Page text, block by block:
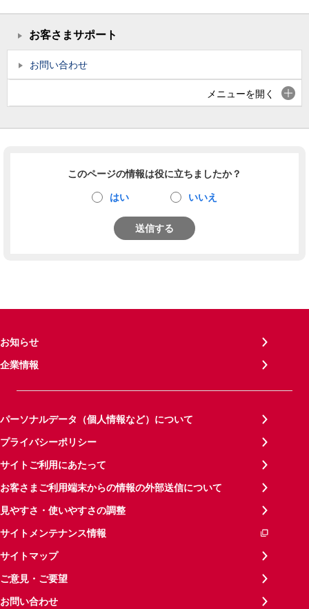
お客さまサポート
お問い合わせ
メニューを開く
このページの情報は役に立ちましたか？
はい いいえ
送信する
お知らせ
企業情報
パーソナルデータ（個人情報など）について
プライバシーポリシー
サイトご利用にあたって
お客さまご利用端末からの情報の外部送信について
見やすさ・使いやすさの調整
サイトメンテナンス情報
サイトマップ
ご意見・ご要望
お問い合わせ